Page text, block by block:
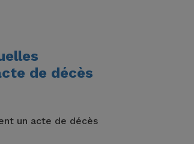
de décès
un acte de décès